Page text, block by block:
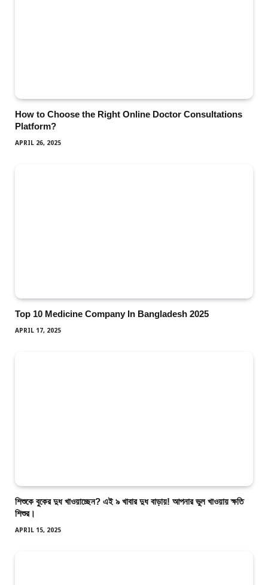
How to Choose the Right Online Doctor Consultations
Platform?
APRIL 26, 2025
Top 10 Medicine Company In Bangladesh 2025
APRIL 17, 2025
শিশুকে বুকের দুধ খাওয়াচ্ছেন? এই ৯ খাবার দুধ বাড়ায়! আপনার ভুল খাওয়ায় ক্ষতি
শিশুর।
APRIL 15, 2025